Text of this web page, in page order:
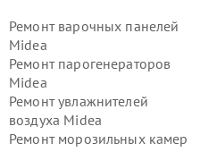
Ремонт варочных панелей
Midea
Ремонт парогенераторов
Midea
Ремонт увлажнителей
воздуха Midea
Ремонт морозильных камер